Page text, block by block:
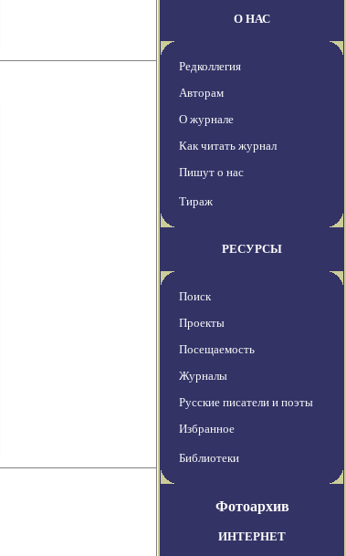
О НАС
Редколлегия
Авторам
О журнале
Как читать журнал
Пишут о нас
Тираж
РЕСУРСЫ
Поиск
Проекты
Посещаемость
Журналы
Русские писатели и поэты
Избранное
Библиотеки
Фотоархив
ИНТЕРНЕТ